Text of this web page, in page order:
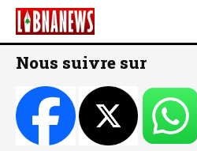
Nous suivre sur